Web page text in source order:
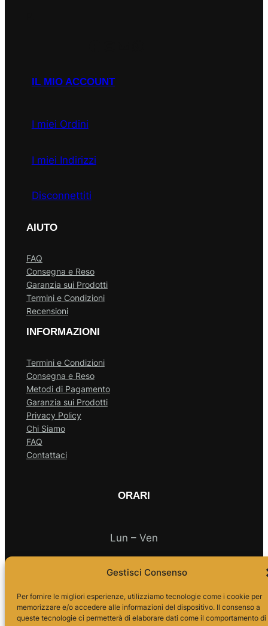
Gestisci Consenso
Per fornire le migliori esperienze, utilizziamo tecnologie come i cookie per
memorizzare e/o accedere alle informazioni del dispositivo. Il consenso a
queste tecnologie ci permetterà di elaborare dati come il comportamento di
IL MIO ACCOUNT
I miei Ordini
I miei Indirizzi
Disconnettiti
AIUTO
FAQ
Consegna e Reso
Garanzia sui Prodotti
Termini e Condizioni
Recensioni
INFORMAZIONI
Termini e Condizioni
Consegna e Reso
Metodi di Pagamento
Garanzia sui Prodotti
Privacy Policy
Chi Siamo
FAQ
Contattaci
ORARI
Lun – Ven
10.00 – 18.00